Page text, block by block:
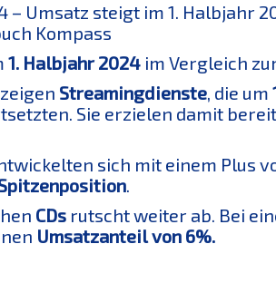
– Umsatz steigt im 1. Halbjahr
Kompass
1. Halbjahr 2024im Vergleich
Streamingdienste, die um
Sie erzielen damit
sich mit einem Plus
.
CDsrutscht weiter ab. Bei
Umsatzanteil von 6%.